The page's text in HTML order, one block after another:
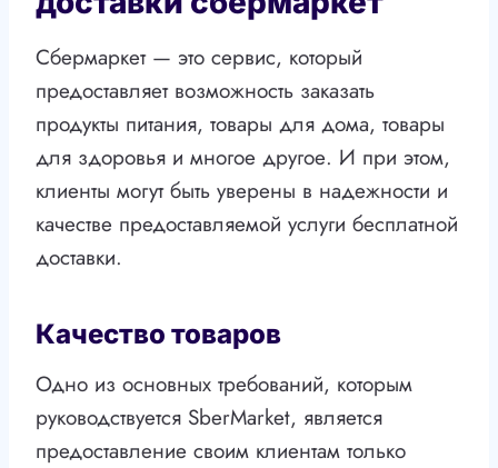
Сбермаркет — это сервис, который
предоставляет возможность заказать
продукты питания, товары для дома, товары
для здоровья и многое другое. И при этом,
клиенты могут быть уверены в надежности и
качестве предоставляемой услуги бесплатной
доставки.
Качество товаров
Одно из основных требований, которым
руководствуется SberMarket, является
предоставление своим клиентам только